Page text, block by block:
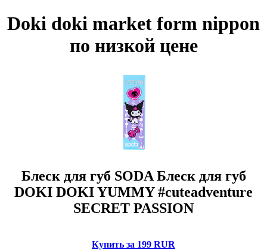
Doki doki market form nippon
по низкой цене
Блеск для губ SODA Блеск для губ
DOKI DOKI YUMMY #cuteadventure
SECRET PASSION
Купить за 199 RUR